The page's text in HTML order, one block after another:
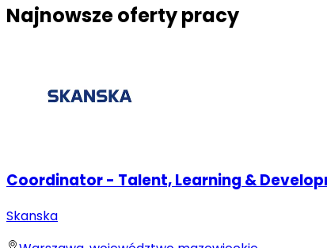
Najnowsze oferty pracy
Coordinator - Talent, Learning &
Skanska